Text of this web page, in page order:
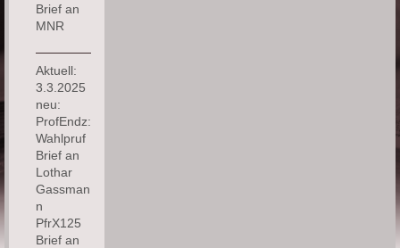
Brief an
MNR
Aktuell:
3.3.2025
neu:
ProfEndz:
Wahlpruf
Brief an
Lothar
Gassman
n
PfrX125
Brief an